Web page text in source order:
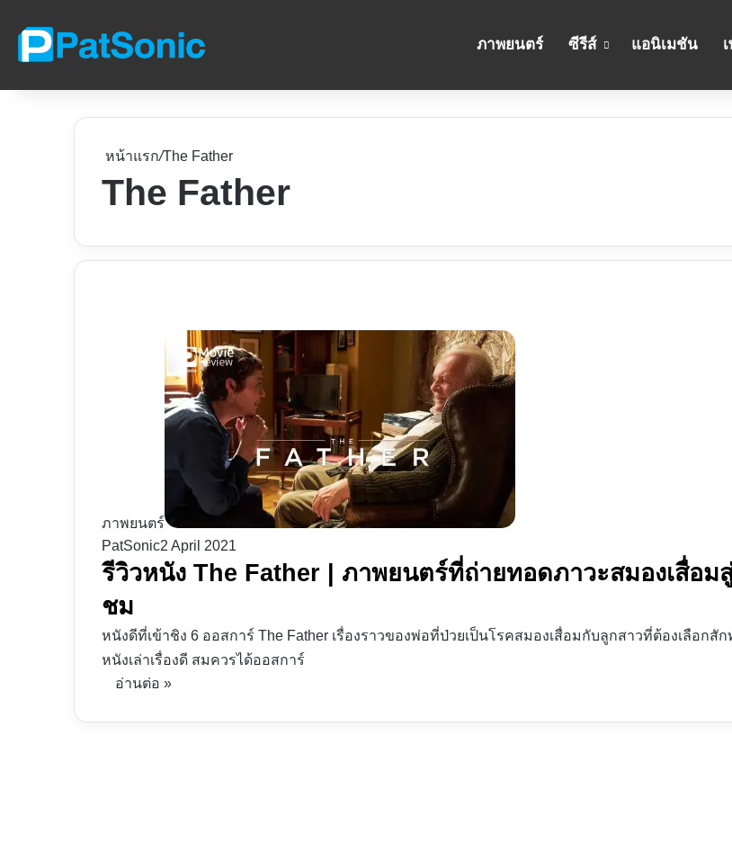
ภาพยนตร์ ซีรีส์ แอนิเมชัน
หน้าแรก/The Father
The Father
ภาพยนตร์
PatSonic2 April 2021
รีวิวหนัง The Father | ภาพยนตร์ที่ถ่ายทอดภาวะสมองเสื่อม
ชม
หนังดีที่เข้าชิง 6 ออสการ์ The Father เรื่องราวของพ่อที่ป่วยเป็นโรคสมองเสื่อมกับลูกสาวที่ต้องเลือกสัก
หนังเล่าเรื่องดี สมควรได้ออสการ์
อ่านต่อ »